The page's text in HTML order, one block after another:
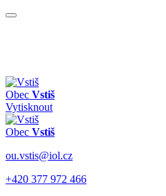
Obec Vstiš
Vytisknout
Obec Vstiš
ou.vstis@iol.cz
+420 377 972 466